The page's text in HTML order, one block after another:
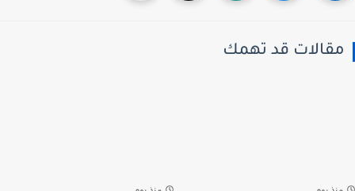
قد تهمك